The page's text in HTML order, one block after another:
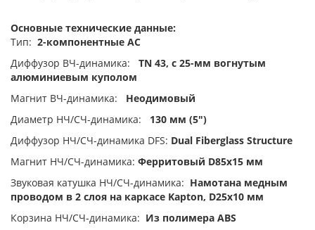
Основные технические данные:
Тип: 2-компонентные АС
Диффузор ВЧ-динамика: TN 43, с 25-мм вогнутым
алюминиевым куполом
Магнит ВЧ-динамика: Неодимовый
Диаметр НЧ/СЧ-динамика: 130 мм (5")
Диффузор НЧ/СЧ-динамика DFS: Dual Fiberglass Structure
Магнит НЧ/СЧ-динамика: Ферритовый D85х15 мм
Звуковая катушка НЧ/СЧ-динамика: Намотана медным
проводом в 2 слоя на каркасе Kapton, D25х10 мм
Корзина НЧ/СЧ-динамика: Из полимера ABS